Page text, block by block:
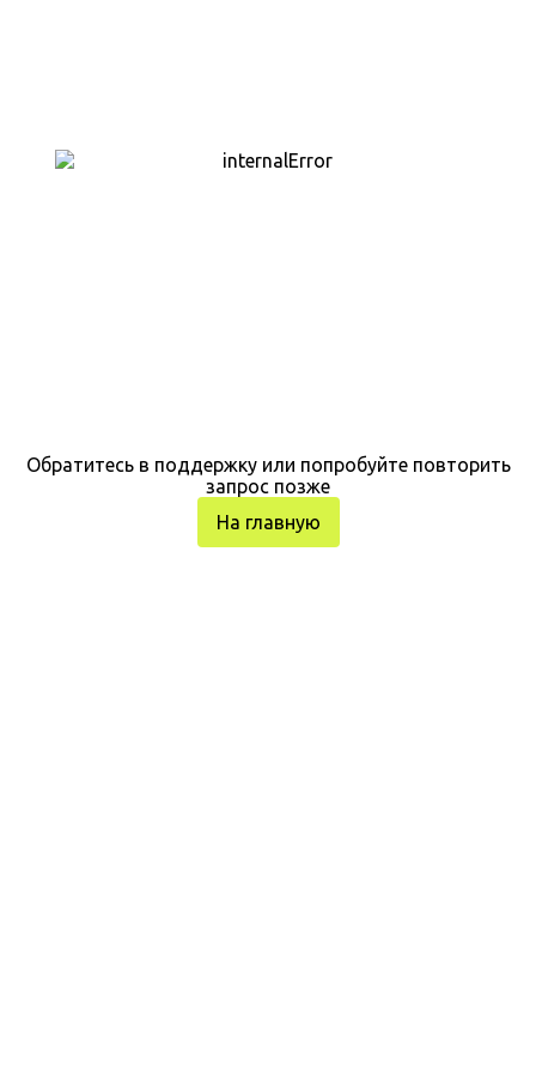
Обратитесь в поддержку или попробуйте повторить
запрос позже
На главную